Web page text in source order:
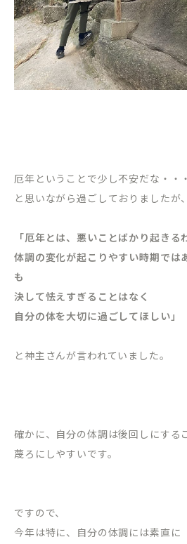
厄年ということで少し不安だな・・・
と思いながら過ごしておりましたが、
「厄年とは、悪いことばかり起きる
体調の変化が起こりやすい時期では
も
決して怯えすぎることはなく
自分の体を大切に過ごしてほしい」
と神主さんが言われていました。
確かに、自分の体調は後回しにする
蔑ろにしやすいです。
ですので、
今年は特に、自分の体調には素直に